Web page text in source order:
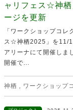
ャリフェス☆神
ージを更新
「ワークショップコ
ス☆神栖2025」を11/
アリーナにて開催しま
開催で...
神栖 , ワークショップ